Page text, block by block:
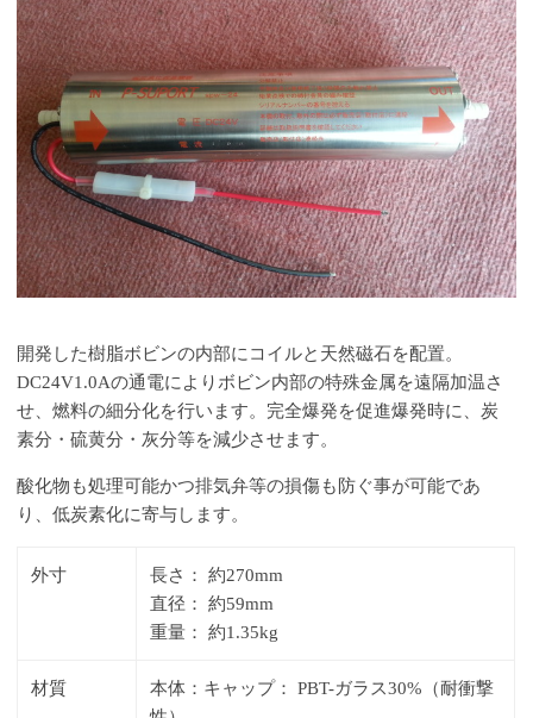
開発した樹脂ボビンの内部にコイルと天然磁石を配置。
DC24V1.0Aの通電によりボビン内部の特殊金属を遠隔加温さ
せ、燃料の細分化を行います。完全爆発を促進爆発時に、炭
素分・硫黄分・灰分等を減少させます。
酸化物も処理可能かつ排気弁等の損傷も防ぐ事が可能であ
り、低炭素化に寄与します。
外寸
長さ： 約270mm
直径： 約59mm
重量： 約1.35kg
材質
本体：キャップ： PBT-ガラス30%（耐衝撃